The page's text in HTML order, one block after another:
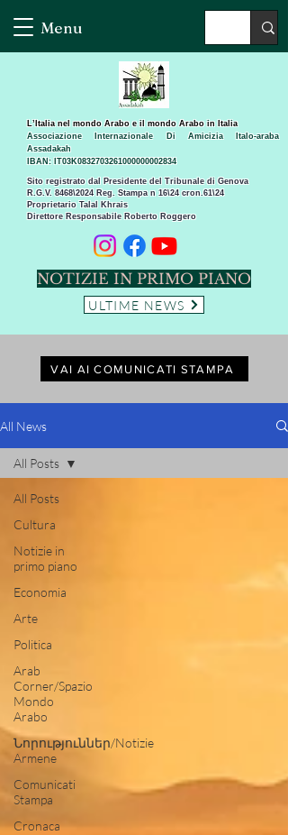
Menu
Sito registrato dal Presidente del Tribunale di Genova
R.G.V. 8468\2024 Reg. Stampa n 16\24 cron.61\24 ​
Proprietario Talal Khrais
Direttore Responsabile Roberto Roggero
L’Italia nel mondo Arabo e il mondo Arabo in Italia
Associazione Internazionale Di Amicizia Italo-araba
Assadakah
IBAN: IT03K0832703261000000002834
NOTIZIE IN PRIMO PIANO
ULTIME NEWS
VAI AI COMUNICATI STAMPA
All News
All Posts
Cultura
Notizie in
primo piano
Economia
Arte
Politica
Arab
Corner/Spazio
Mondo
Arabo
Նորություններ/Notizie
Armene
Comunicati
Stampa
Cronaca
All Posts